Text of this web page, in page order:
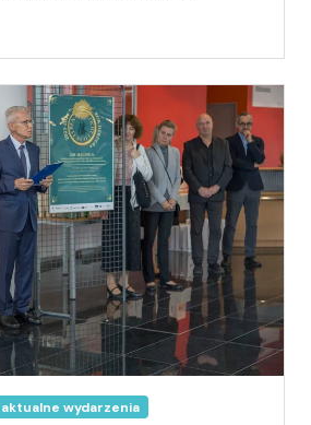
(
)
A
n
i
a
wydarzenia